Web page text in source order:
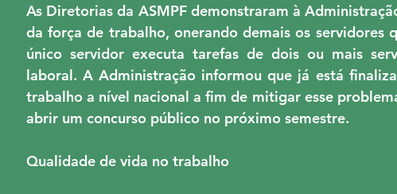
As Diretorias da ASMPF demonstraram à
da força de trabalho, onerando demais os servidores
único servidor executa tarefas de dois ou mais
laboral. A Administração informou que já está
trabalho a nível nacional a fim de mitigar esse
abrir um concurso público no próximo semestre.
Qualidade de vida no trabalho